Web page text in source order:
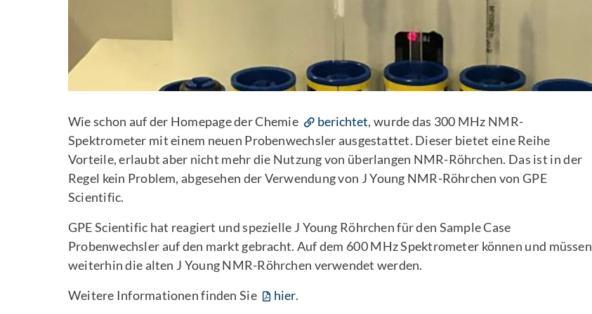
Wie schon auf der Homepage der Chemie berichtet, wurde das 300 MHz NMR-
Spektrometer mit einem neuen Probenwechsler ausgestattet. Dieser bietet eine Reihe
Vorteile, erlaubt aber nicht mehr die Nutzung von überlangen NMR-Röhrchen. Das ist in der
Regel kein Problem, abgesehen der Verwendung von J Young NMR-Röhrchen von GPE
Scientific.
GPE Scientific hat reagiert und spezielle J Young Röhrchen für den Sample Case
Probenwechsler auf den markt gebracht. Auf dem 600 MHz Spektrometer können und müssen
weiterhin die alten J Young NMR-Röhrchen verwendet werden.
Weitere Informationen finden Sie
hier.